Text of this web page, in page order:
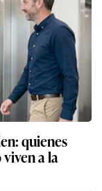
quienes
a la